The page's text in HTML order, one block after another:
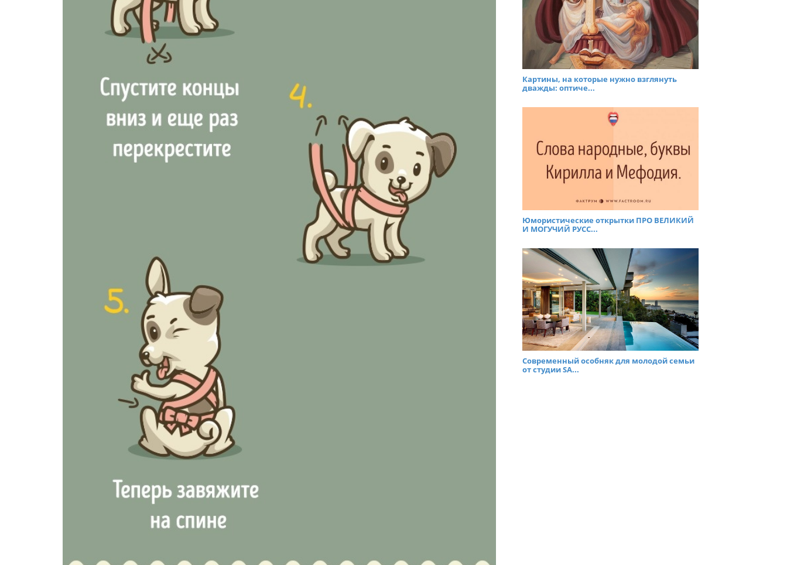
Картины, на которые нужно взглянуть
дважды: оптиче...
Юмористические открытки ПРО ВЕЛИКИЙ
И МОГУЧИЙ РУСС...
Современный особняк для молодой семьи
от студии SA...